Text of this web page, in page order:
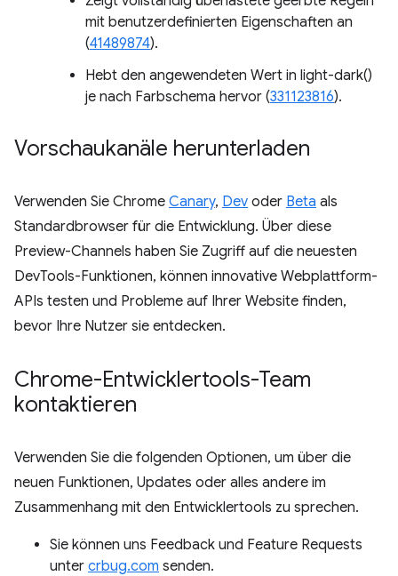
mit benutzerdefinierten Eigenschaften an
(41489874).
Hebt den angewendeten Wert in light-dark()
je nach Farbschema hervor (331123816).
Vorschaukanäle herunterladen
Verwenden Sie Chrome Canary, Dev oder Beta als
Standardbrowser für die Entwicklung. Über diese
Preview-Channels haben Sie Zugriff auf die neuesten
DevTools-Funktionen, können innovative Webplattform-
APIs testen und Probleme auf Ihrer Website finden,
bevor Ihre Nutzer sie entdecken.
Chrome-Entwicklertools-Team
kontaktieren
Verwenden Sie die folgenden Optionen, um über die
neuen Funktionen, Updates oder alles andere im
Zusammenhang mit den Entwicklertools zu sprechen.
Sie können uns Feedback und Feature Requests
unter crbug.com senden.